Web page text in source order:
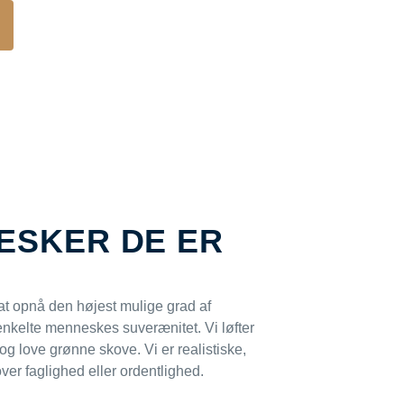
DE ER
opnå den højest mulige grad af
menneskes suverænitet. Vi løfter
love grønne skove. Vi er realistiske,
faglighed eller ordentlighed.